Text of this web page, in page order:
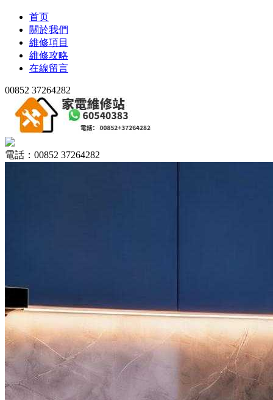
首页
關於我們
維修項目
維修攻略
在線留言
00852 37264282
電話：00852 37264282